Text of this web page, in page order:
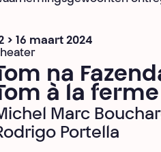
> 16 maart 2024
na
à la ferme
Marc
Portella